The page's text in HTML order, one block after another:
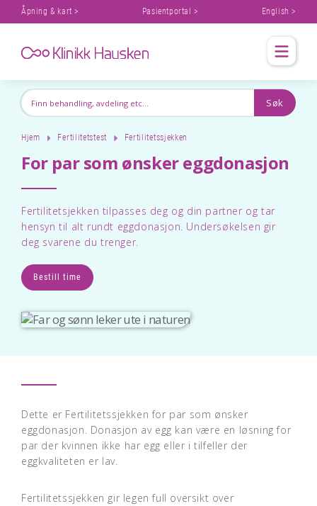
Åpning & kart > Pasientportal > English >
Hjem Fertilitetstest Fertilitetssjekken
For par som ønsker eggdonasjon
Fertilitetsjekken tilpasses deg og din partner og tar
hensyn til alt rundt eggdonasjon. Undersøkelsen gir
deg svarene du trenger.
Bestill time
Dette er Fertilitetssjekken for par som ønsker
eggdonasjon. Donasjon av egg kan være en løsning for
par der kvinnen ikke har egg eller i tilfeller der
eggkvaliteten er lav.
Fertilitetssjekken gir legen full oversikt over